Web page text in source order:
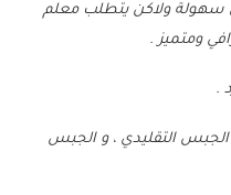
سهولة ولاكن يتطلب معلم
ومتميز .
.
التقليدي ، و الجبس